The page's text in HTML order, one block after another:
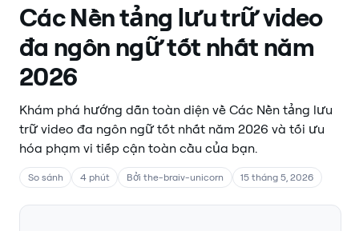
Các Nền tảng lưu trữ video
đa ngôn ngữ tốt nhất năm
2026
Khám phá hướng dẫn toàn diện về Các Nền tảng lưu
trữ video đa ngôn ngữ tốt nhất năm 2026 và tối ưu
hóa phạm vi tiếp cận toàn cầu của bạn.
So sánh 4 phút Bởi the-braiv-unicorn 15 tháng 5, 2026